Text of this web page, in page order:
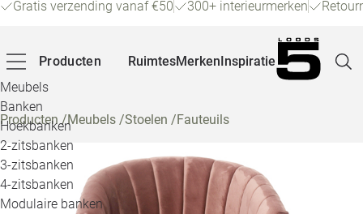
Gratis verzending vanaf €50 300+ interieurmerken
Producten
Meubels
Banken
Hoekbanken
2-zitsbanken
3-zitsbanken
4-zitsbanken
Modulaire banken
RuimtesMerkenInspiratie
Producten/Meubels /Stoelen /Fauteuils